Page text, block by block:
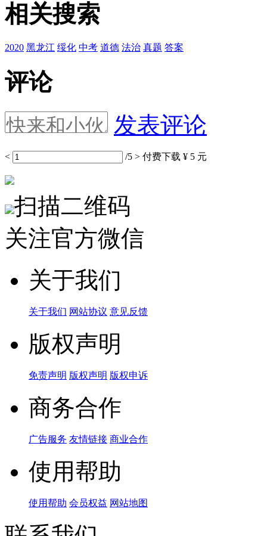
相关搜索
2020 黑龙江 绥化 中考 道德 法治 真题 答案
评论
发表评论
< /5 > 付费下载 ¥ 5 元
扫描二维码
关注官方微信
关于我们
关于我们 网站协议 意见反馈
版权声明
免责声明 版权声明 版权申诉
商务合作
广告服务 友情链接 商业合作
使用帮助
使用帮助 会员权益 网站地图